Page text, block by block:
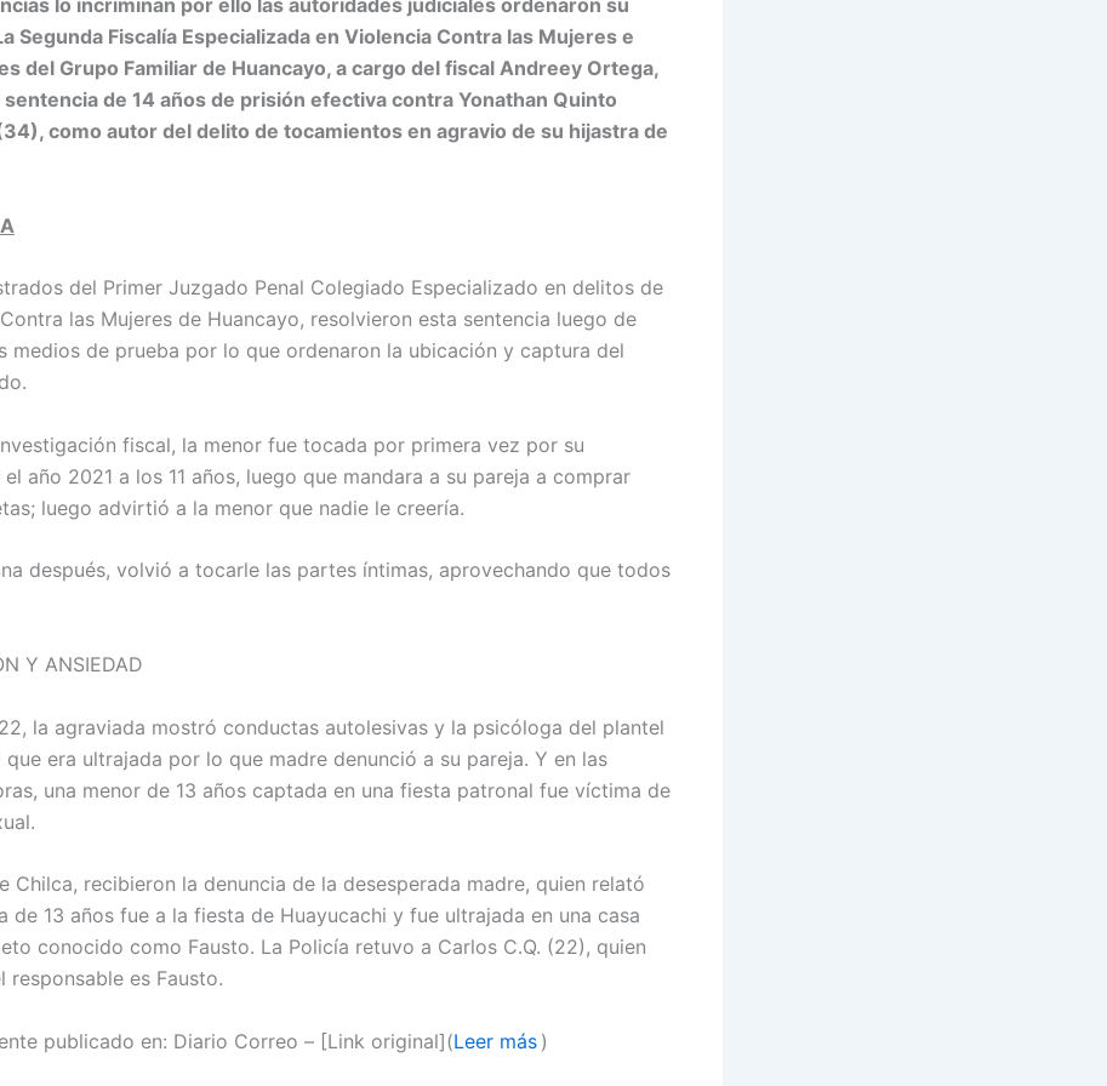
lo incriminan por ello las autoridades judiciales ordenaron su
Segunda Fiscalía Especializada en Violencia Contra las Mujeres e
del Grupo Familiar de Huancayo, a cargo del fiscal Andreey Ortega,
sentencia de 14 años de prisión efectiva contra Yonathan Quinto
como autor del delito de tocamientos en agravio de su hijastra de
del Primer Juzgado Penal Colegiado Especializado en delitos de
las Mujeres de Huancayo, resolvieron esta sentencia luego de
medios de prueba por lo que ordenaron la ubicación y captura del
fiscal, la menor fue tocada por primera vez por su
año 2021 a los 11 años, luego que mandara a su pareja a comprar
luego advirtió a la menor que nadie le creería.
después, volvió a tocarle las partes íntimas, aprovechando que todos
Y ANSIEDAD
la agraviada mostró conductas autolesivas y la psicóloga del plantel
que era ultrajada por lo que madre denunció a su pareja. Y en las
una menor de 13 años captada en una fiesta patronal fue víctima de
Chilca, recibieron la denuncia de la desesperada madre, quien relató
de 13 años fue a la fiesta de Huayucachi y fue ultrajada en una casa
conocido como Fausto. La Policía retuvo a Carlos C.Q. (22), quien
responsable es Fausto.
publicado en: Diario Correo – [Link original](Leer más )